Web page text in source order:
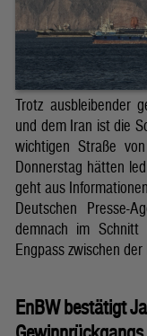
Trotz ausbleibender
und dem Iran ist die
wichtigen Straße
Donnerstag hätten
geht aus
Deutschen Presse-
demnach im
Engpass zwischen
EnBW bestätigt